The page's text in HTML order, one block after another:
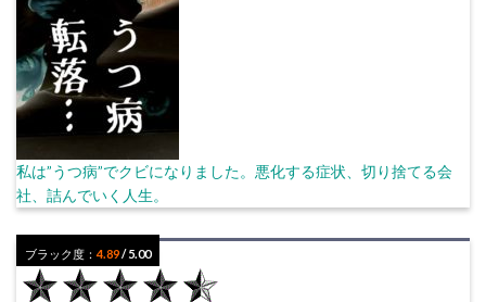
私は”うつ病”でクビになりました。悪化する症状、切り捨てる会
社、詰んでいく人生。
ブラック度：4.89/ 5.00